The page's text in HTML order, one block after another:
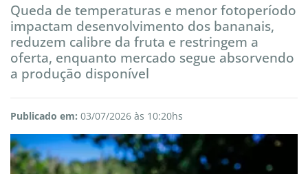
Queda de temperaturas e menor fotoperíodo
impactam desenvolvimento dos bananais,
reduzem calibre da fruta e restringem a
oferta, enquanto mercado segue absorvendo
a produção disponível
Publicado em: 03/07/2026 às 10:20hs